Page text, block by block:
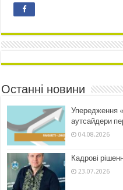
Останні новини
Упередження
аутсайдери
04.08.2026
Кадрові
23.07.2026